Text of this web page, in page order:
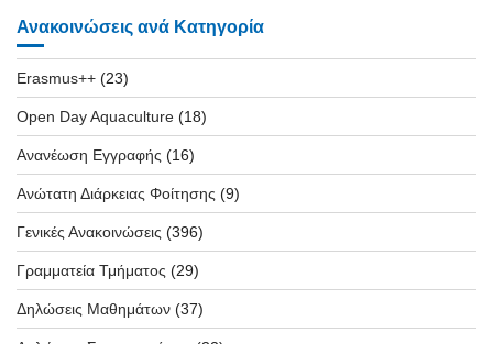
Ανακοινώσεις ανά Κατηγορία
Erasmus++ (23)
Open Day Aquaculture (18)
Ανανέωση Εγγραφής (16)
Ανώτατη Διάρκειας Φοίτησης (9)
Γενικές Ανακοινώσεις (396)
Γραμματεία Τμήματος (29)
Δηλώσεις Μαθημάτων (37)